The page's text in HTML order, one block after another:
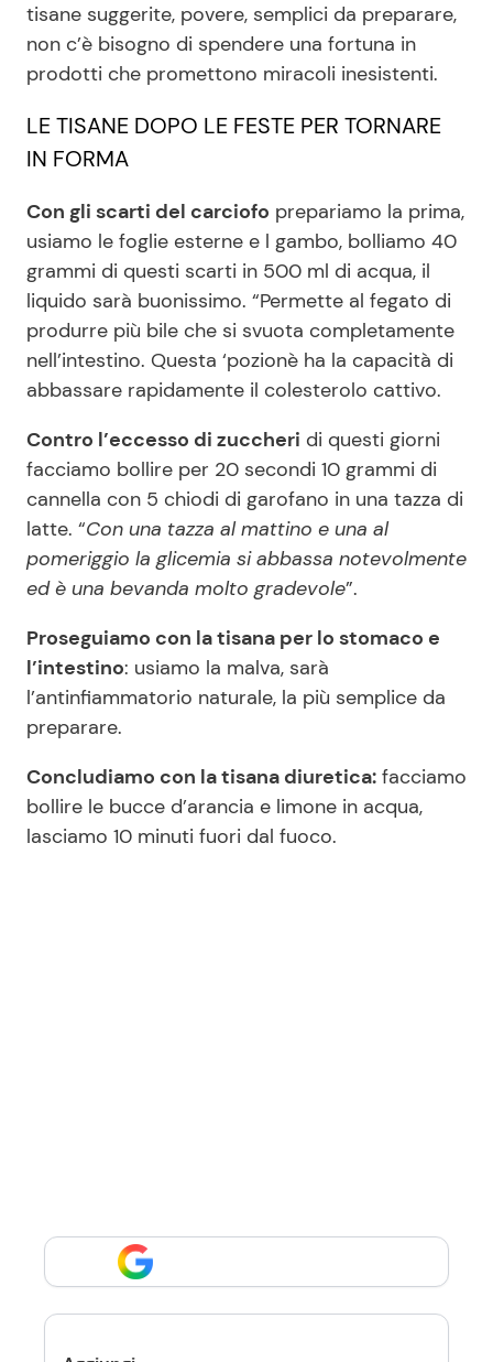
Info
Chi siamo
Disclaimer e Privacy
Redazione
Contattaci
Pubblicità
Privacy Policy
tisane suggerite, povere, semplici da preparare,
non c’è bisogno di spendere una fortuna in
prodotti che promettono miracoli inesistenti.
LE TISANE DOPO LE FESTE PER TORNARE
IN FORMA
Con gli scarti del carciofo prepariamo la prima,
usiamo le foglie esterne e l gambo, bolliamo 40
grammi di questi scarti in 500 ml di acqua, il
liquido sarà buonissimo. “Permette al fegato di
produrre più bile che si svuota completamente
nell’intestino. Questa ‘pozionè ha la capacità di
abbassare rapidamente il colesterolo cattivo.
Contro l’eccesso di zuccheri di questi giorni
facciamo bollire per 20 secondi 10 grammi di
cannella con 5 chiodi di garofano in una tazza di
latte. “Con una tazza al mattino e una al
pomeriggio la glicemia si abbassa notevolmente
ed è una bevanda molto gradevole”.
Proseguiamo con la tisana per lo stomaco e
l’intestino: usiamo la malva, sarà
l’antinfiammatorio naturale, la più semplice da
preparare.
Concludiamo con la tisana diuretica: facciamo
bollire le bucce d’arancia e limone in acqua,
lasciamo 10 minuti fuori dal fuoco.